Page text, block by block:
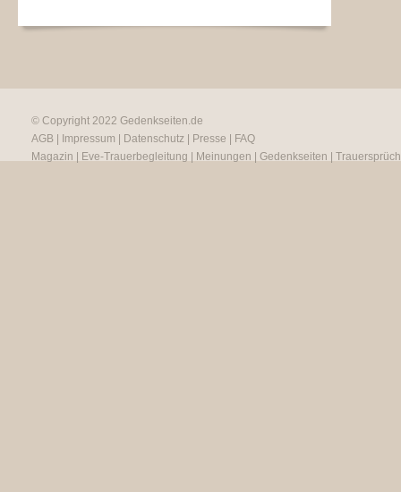
© Copyright 2022 Gedenkseiten.de
AGB
Impressum Datenschutz Presse
FAQ
Magazin
Eve-Trauerbegleitung Meinungen Gedenkseiten